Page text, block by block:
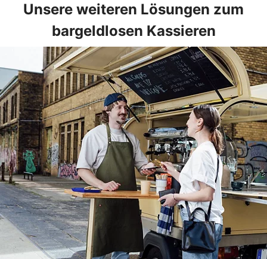
Unsere weiteren Lösungen zum
bargeldlosen Kassieren